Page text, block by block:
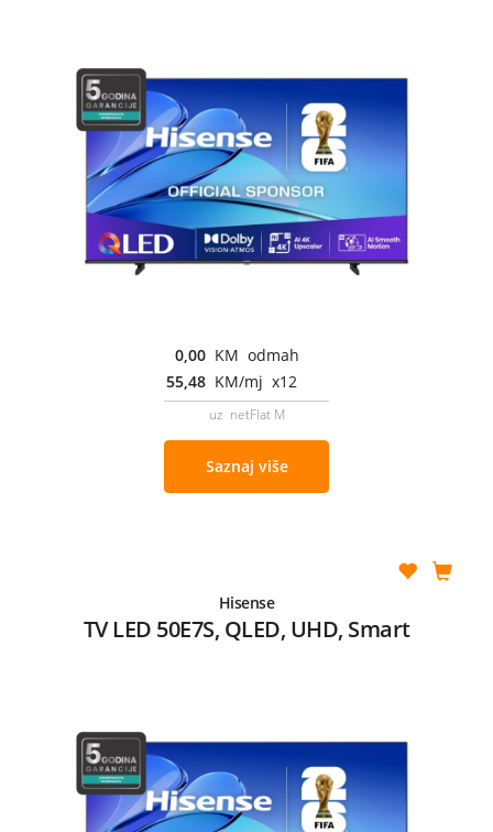
0,00 KM odmah
55,48 KM/mj x12
uz netFlat M
Saznaj više
Hisense
TV LED 50E7S, QLED, UHD, Smart